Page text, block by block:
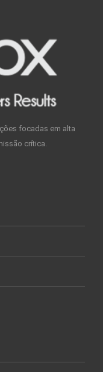
focadas em alta
crítica.